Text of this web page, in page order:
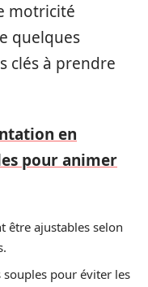
motricité
quelques
clés à prendre
en
pour animer
être ajustables selon
pour éviter les